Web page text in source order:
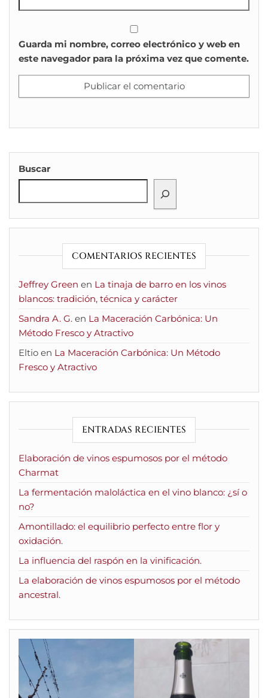
Guarda mi nombre, correo electrónico y web en
este navegador para la próxima vez que comente.
Buscar
COMENTARIOS RECIENTES
Jeffrey Green en La tinaja de barro en los vinos
blancos: tradición, técnica y carácter
Sandra A. G. en La Maceración Carbónica: Un
Método Fresco y Atractivo
Eltio en La Maceración Carbónica: Un Método
Fresco y Atractivo
ENTRADAS RECIENTES
Elaboración de vinos espumosos por el método
Charmat
La fermentación maloláctica en el vino blanco: ¿sí o
no?
Amontillado: el equilibrio perfecto entre flor y
oxidación.
La influencia del raspón en la vinificación.
La elaboración de vinos espumosos por el método
ancestral.